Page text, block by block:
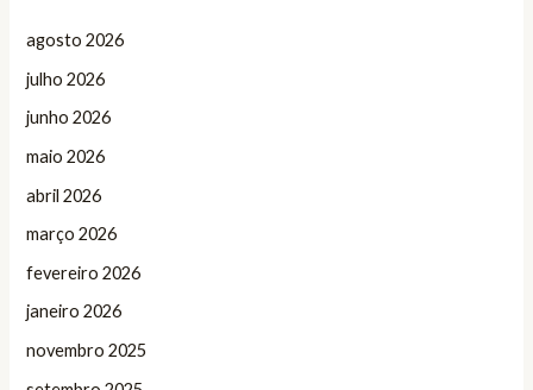
agosto 2026
julho 2026
junho 2026
maio 2026
abril 2026
março 2026
fevereiro 2026
janeiro 2026
novembro 2025